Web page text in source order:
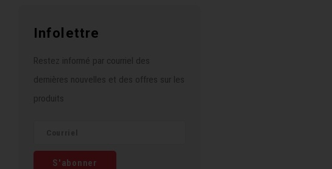
Infolettre
Restez informé par courriel des
dernières nouvelles et des offres sur les
produits
S'abonner